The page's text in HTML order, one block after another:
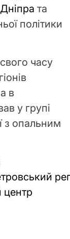
та
політики
часу
в
у групі
з опальним
центр